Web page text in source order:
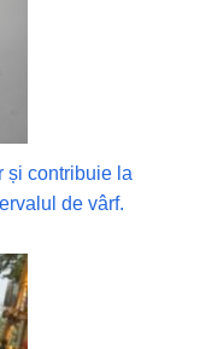
și contribuie la
de vârf.